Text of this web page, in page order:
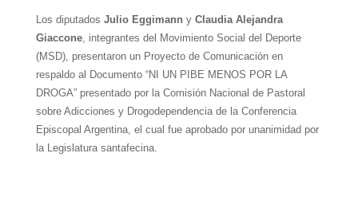
Los diputados Julio Eggimann y Claudia Alejandra
Giaccone, integrantes del Movimiento Social del Deporte
(MSD), presentaron un Proyecto de Comunicación en
respaldo al Documento “NI UN PIBE MENOS POR LA
DROGA” presentado por la Comisión Nacional de Pastoral
sobre Adicciones y Drogodependencia de la Conferencia
Episcopal Argentina, el cual fue aprobado por unanimidad por
la Legislatura santafecina.